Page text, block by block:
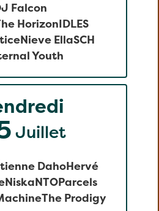
Falcon
HorizonIDLES
Nieve EllaSCH
Youth
Juillet
DahoHervé
NiskaNTOParcels
The Prodigy